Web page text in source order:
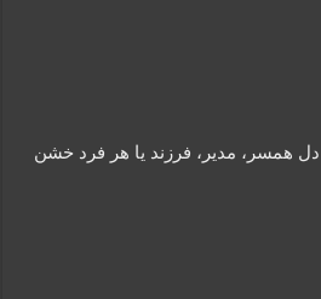
دل همسر، مدیر، فرزند یا هر فرد خشن